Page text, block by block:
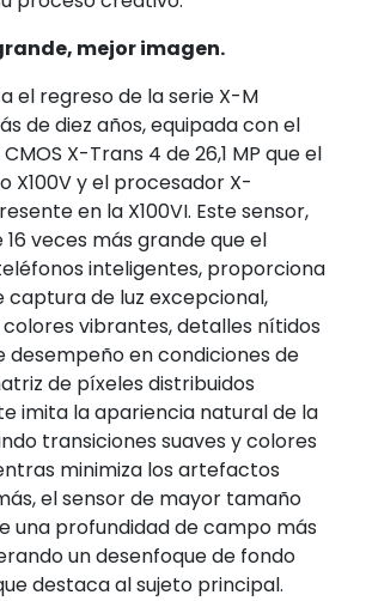
mejor imagen.
el regreso de la serie X-M
de diez años, equipada con el
X-Trans 4 de 26,1 MP que el
X100V y el procesador X-
en la X100VI. Este sensor,
16 veces más grande que el
inteligentes, proporciona
captura de luz excepcional,
vibrantes, detalles nítidos
desempeño en condiciones de
de píxeles distribuidos
imita la apariencia natural de la
transiciones suaves y colores
minimiza los artefactos
el sensor de mayor tamaño
una profundidad de campo más
un desenfoque de fondo
destaca al sujeto principal.